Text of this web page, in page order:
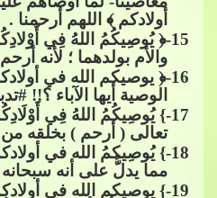
أولادكم ﴾ اللهم أرحمنا .
15-﴿ يُوصِيكُمُ اللهُ فِي
والأم بولدهما ؛ لأنه
16-﴿ يوصيكم الله في
الوصية أيها الآباء ؟!!​​
17 -} يُوصِيكُمُ اللهُ فِي
تعالى ( أرحم ) بخلقه من
18-} يُوصِيكمُ الله في
مما يدلُّ على أنه سبحانه
19-} يوصيكم الله في